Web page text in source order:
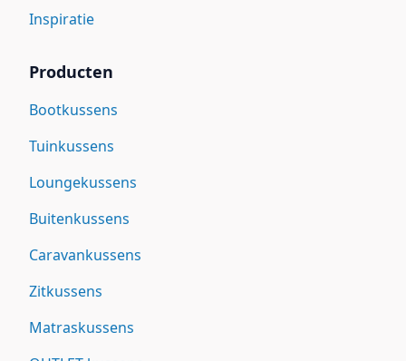
Inspiratie
Producten
Bootkussens
Tuinkussens
Loungekussens
Buitenkussens
Caravankussens
Zitkussens
Matraskussens